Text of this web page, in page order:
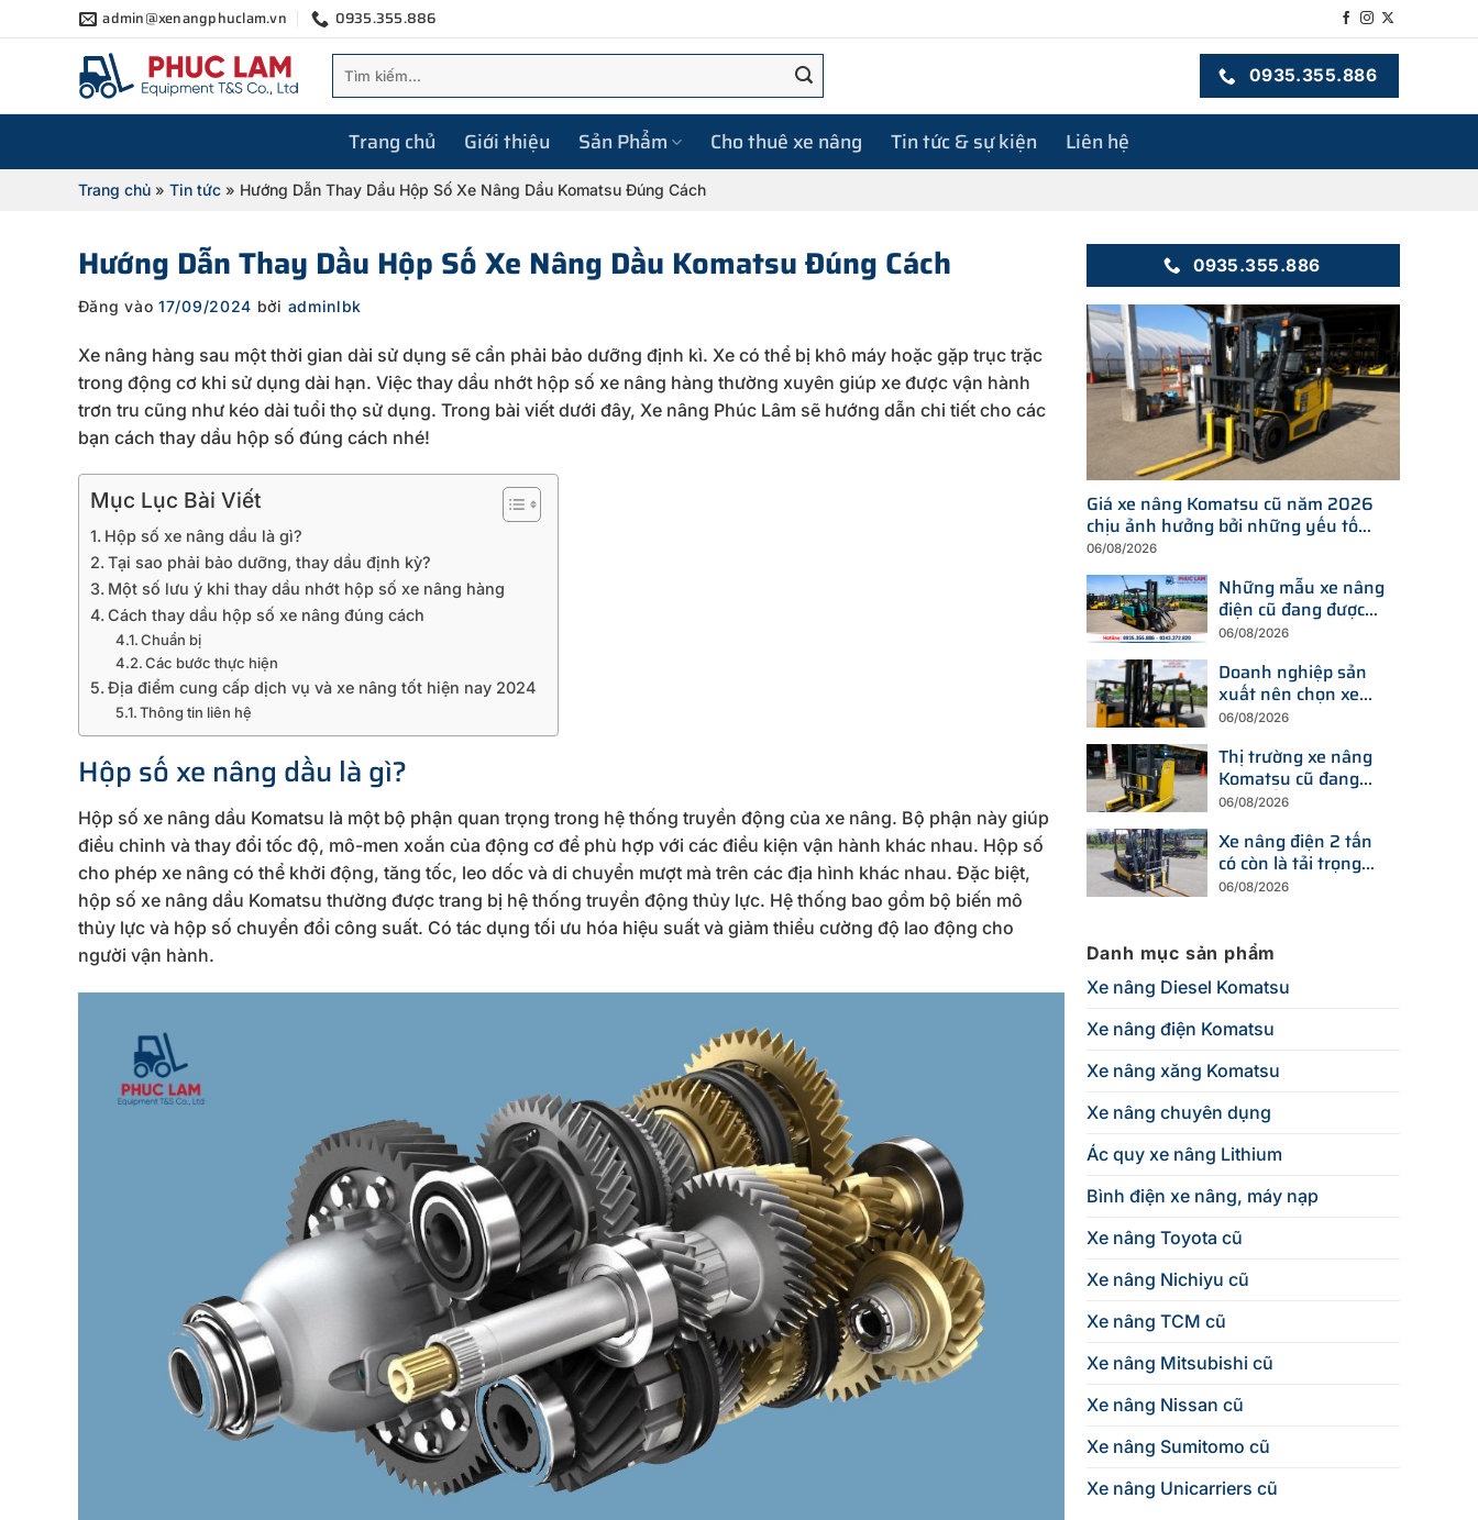
qua
admin@xenangphuclam.vn 0935.355.886
kiếm:
0935.355.886
Trang chủ Giới thiệu Sản Phẩm Cho thuê xe nâng Tin tức & sự kiện Liên hệ
Trang chủ» Tin tức» Hướng Dẫn Thay Dầu Hộp Số Xe Nâng Dầu Komatsu Đúng Cách
Hướng Dẫn Thay Dầu Hộp Số Xe Nâng Dầu Komatsu Đúng Cách
Đăng vào17/09/2024 bởi adminlbk
Xe nâng hàng sau một thời gian dài sử dụng sẽ cần phải bảo dưỡng định kì. Xe có thể bị khô máy hoặc gặp trục trặc
trong động cơ khi sử dụng dài hạn. Việc thay dầu nhớt hộp số xe nâng hàng thường xuyên giúp xe được vận hành
trơn tru cũng như kéo dài tuổi thọ sử dụng. Trong bài viết dưới đây, Xe nâng Phúc Lâm sẽ hướng dẫn chi tiết cho các
bạn cách thay dầu hộp số đúng cách nhé!
Mục Lục Bài Viết
Hộp số xe nâng dầu là gì?
Tại sao phải bảo dưỡng, thay dầu định kỳ?
Một số lưu ý khi thay dầu nhớt hộp số xe nâng hàng
Cách thay dầu hộp số xe nâng đúng cách
Chuẩn bị
Các bước thực hiện
Địa điểm cung cấp dịch vụ và xe nâng tốt hiện nay 2024
Thông tin liên hệ
Hộp số xe nâng dầu là gì?
Hộp số xe nâng dầu Komatsu là một bộ phận quan trọng trong hệ thống truyền động của xe nâng. Bộ phận này giúp
điều chỉnh và thay đổi tốc độ, mô-men xoắn của động cơ để phù hợp với các điều kiện vận hành khác nhau. Hộp số
cho phép xe nâng có thể khởi động, tăng tốc, leo dốc và di chuyển mượt mà trên các địa hình khác nhau. Đặc biệt,
hộp số xe nâng dầu Komatsu thường được trang bị hệ thống truyền động thủy lực. Hệ thống bao gồm bộ biến mô
thủy lực và hộp số chuyển đổi công suất. Có tác dụng tối ưu hóa hiệu suất và giảm thiểu cường độ lao động cho
người vận hành.
0935.355.886
Giá xe nâng Komatsu cũ năm 2026
chịu ảnh hưởng bởi những yếu tố
nào?
06/08/2026
Những mẫu xe nâng
điện cũ đang được
tìm kiếm nhiều nhất
nay
06/08/2026
Doanh nghiệp sản
xuất nên chọn xe
nâng điện hay xe
chi phí?
06/08/2026
Thị trường xe nâng
Komatsu cũ đang
thay đổi ra sao trước
thiết bị mới?
06/08/2026
Xe nâng điện 2 tấn
có còn là tải trọng
được doanh nghiệp
06/08/2026
Danh mục sản phẩm
Xe nâng Diesel Komatsu
Xe nâng điện Komatsu
Xe nâng xăng Komatsu
Xe nâng chuyên dụng
Ác quy xe nâng Lithium
Bình điện xe nâng, máy nạp
Xe nâng Toyota cũ
Xe nâng Nichiyu cũ
Xe nâng TCM cũ
Xe nâng Mitsubishi cũ
Xe nâng Nissan cũ
Xe nâng Sumitomo cũ
Xe nâng Unicarriers cũ